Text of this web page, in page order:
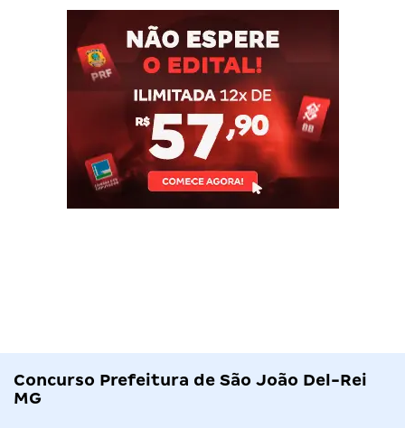
Concurso Prefeitura de São João Del-Rei
MG